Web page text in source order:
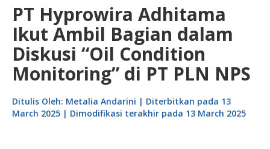
PT Hyprowira Adhitama
Ikut Ambil Bagian dalam
Diskusi “Oil Condition
Monitoring” di PT PLN NPS
Ditulis Oleh: Metalia Andarini | Diterbitkan pada 13
March 2025 | Dimodifikasi terakhir pada 13 March 2025